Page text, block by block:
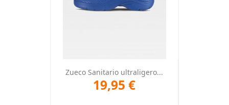
Zueco Sanitario ultraligero...
19,95 €